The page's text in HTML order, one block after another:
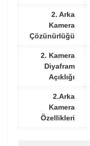
2. Arka
Kamera
Çözünürlüğü
2. Kamera
Diyafram
Açıklığı
2.Arka
Kamera
Özellikleri